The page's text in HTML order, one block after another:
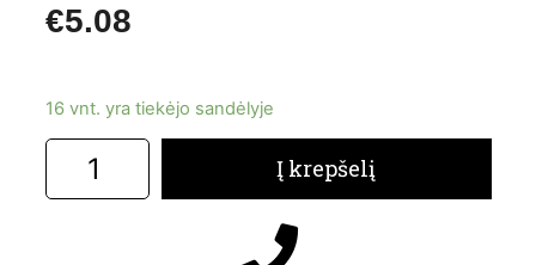
€5.08
16 vnt. yra tiekėjo sandėlyje
Į krepšelį